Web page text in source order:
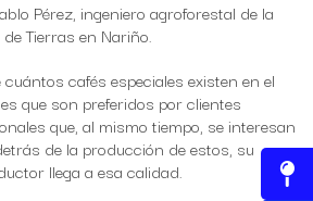
Pérez, ingeniero agroforestal de la
Tierras en Nariño.
cafés especiales existen en el
que son preferidos por clientes
que, al mismo tiempo, se interesan
de la producción de estos, su
llega a esa calidad.